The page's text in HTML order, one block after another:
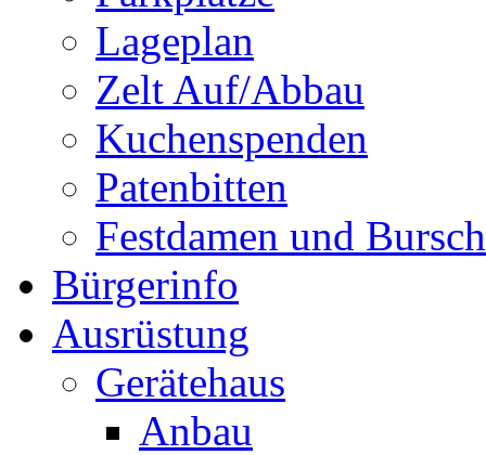
Lageplan
Zelt Auf/Abbau
Kuchenspenden
Patenbitten
Festdamen und
Bürgerinfo
Ausrüstung
Gerätehaus
Anbau